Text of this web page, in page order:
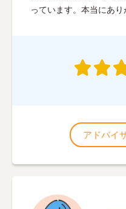
っています。本当にあり
アドバイ